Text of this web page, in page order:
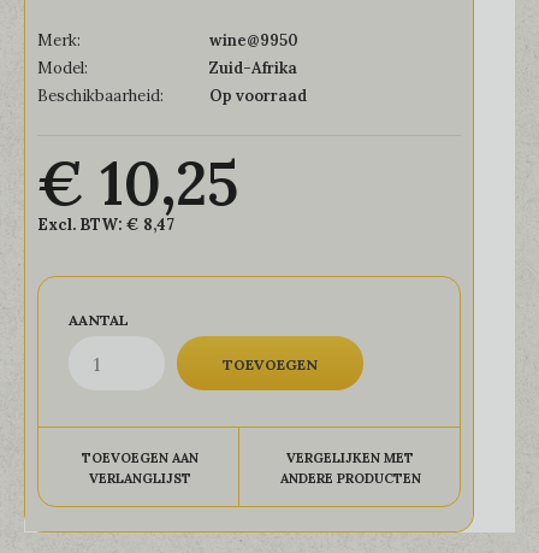
Merk:
wine@9950
Model:
Zuid-Afrika
Beschikbaarheid:
Op voorraad
€ 10,25
Excl. BTW: € 8,47
AANTAL
TOEVOEGEN AAN
VERLANGLIJST
VERGELIJKEN MET
ANDERE PRODUCTEN